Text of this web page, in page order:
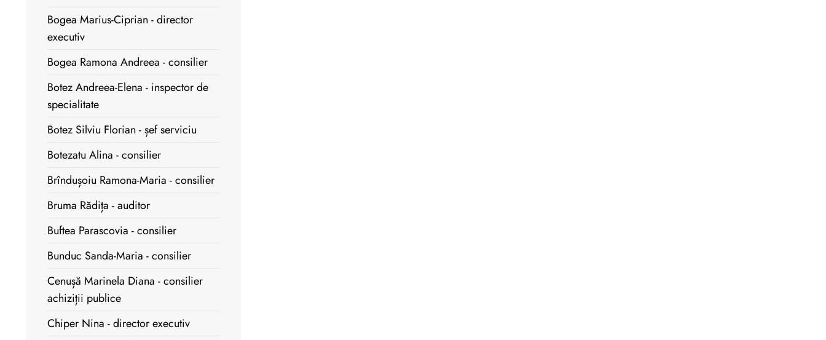
Bogea Marius-Ciprian - director
executiv
Bogea Ramona Andreea - consilier
Botez Andreea-Elena - inspector de
specialitate
Botez Silviu Florian - șef serviciu
Botezatu Alina - consilier
Brîndușoiu Ramona-Maria - consilier
Bruma Rădița - auditor
Buftea Parascovia - consilier
Bunduc Sanda-Maria - consilier
Cenușă Marinela Diana - consilier
achiziții publice
Chiper Nina - director executiv